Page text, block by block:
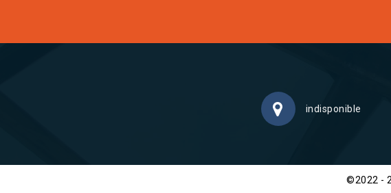
indisponible
©2022 -